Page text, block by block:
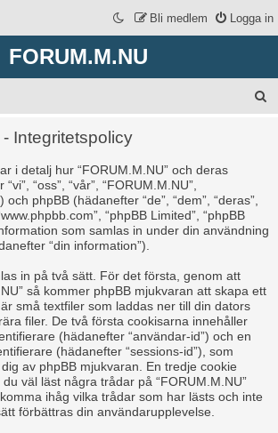
Logga in
Bli medlem
FORUM.M.NU
Integritetspolicy
i detalj hur “FORUM.M.NU” och deras
“oss”, “vår”, “FORUM.M.NU”,
och phpBB (hädanefter “de”, “dem”, “deras”,
“phpBB Limited”, “phpBB
som samlas in under din användning
“din information”).
in på två sätt. För det första, genom att
så kommer phpBB mjukvaran att skapa ett
små textfiler som laddas ner till din dators
filer. De två första cookisarna innehåller
(hädanefter “användar-id”) och en
(hädanefter “sessions-id”), som
av phpBB mjukvaran. En tredje cookie
väl läst några trådar på “FORUM.M.NU”
ihåg vilka trådar som har lästs och inte
förbättras din användarupplevelse.